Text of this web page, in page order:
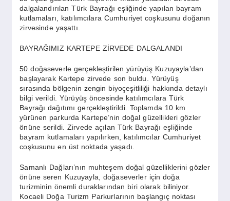
dalgalandırılan Türk Bayrağı eşliğinde yapılan bayram
kutlamaları, katılımcılara Cumhuriyet coşkusunu doğanın
zirvesinde yaşattı.
BAYRAĞIMIZ KARTEPE ZİRVEDE DALGALANDI
50 doğaseverle gerçekleştirilen yürüyüş Kuzuyayla’dan
başlayarak Kartepe zirvede son buldu. Yürüyüş
sırasında bölgenin zengin biyoçeşitliliği hakkında detaylı
bilgi verildi. Yürüyüş öncesinde katılımcılara Türk
Bayrağı dağıtımı gerçekleştirildi. Toplamda 10 km
yürünen parkurda Kartepe’nin doğal güzellikleri gözler
önüne serildi. Zirvede açılan Türk Bayrağı eşliğinde
bayram kutlamaları yapılırken, katılımcılar Cumhuriyet
coşkusunu en üst noktada yaşadı.
Samanlı Dağları’nın muhteşem doğal güzelliklerini gözler
önüne seren Kuzuyayla, doğaseverler için doğa
turizminin önemli duraklarından biri olarak biliniyor.
Kocaeli Doğa Turizm Parkurlarının başlangıç noktası